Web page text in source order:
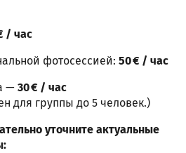
/ час
фотосессией: 50 € / час
— 30 € / час
для группы до 5 человек.)
уточните актуальные